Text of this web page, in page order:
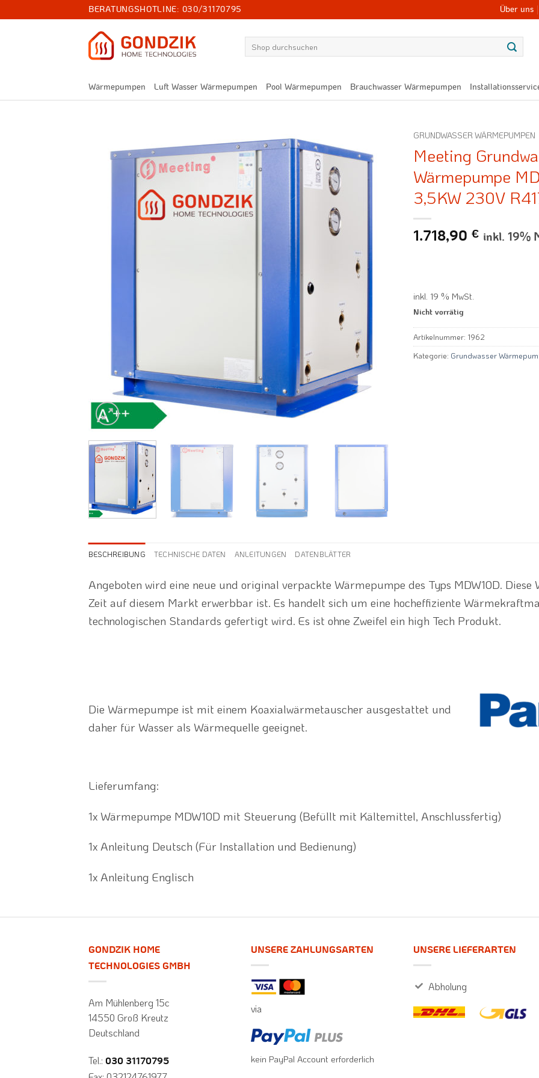
Inhalt
BERATUNGSHOTLINE: 030/31170795 Über uns
Wärmepumpen Luft Wasser Wärmepumpen Pool Wärmepumpen Brauchwasser Wärmepumpen
GRUNDWASSER WÄRMEPUMPEN
Meeting
Wärmepumpe
3,5KW 230V
1.718,90 € inkl. 19%
inkl. 19 % MwSt.
Nicht vorrätig
Artikelnummer: 1962
Kategorie: Grundwasser
BESCHREIBUNG TECHNISCHE DATEN ANLEITUNGEN DATENBLÄTTER
Angeboten wird eine neue und original verpackte Wärmepumpe des Typs MDW10D.
Zeit auf diesem Markt erwerbbar ist. Es handelt sich um eine hocheffiziente
technologischen Standards gefertigt wird. Es ist ohne Zweifel ein high Tech Produkt.
Die Wärmepumpe ist mit einem Koaxialwärmetauscher ausgestattet und
daher für Wasser als Wärmequelle geeignet.
Lieferumfang:
1x Wärmepumpe MDW10D mit Steuerung (Befüllt mit Kältemittel, Anschlussfertig)
1x Anleitung Deutsch (Für Installation und Bedienung)
1x Anleitung Englisch
GONDZIK HOME
TECHNOLOGIES GMBH
Am Mühlenberg 15c
14550 Groß Kreutz
Deutschland
Tel.: 030 31170795
UNSERE ZAHLUNGSARTEN
via
kein PayPal Account erforderlich
UNSERE LIEFERARTEN
Abholung